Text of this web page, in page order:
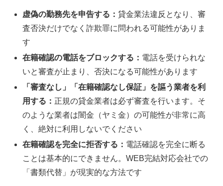
虚偽の勤務先を申告する：貸金業法違反となり、審
査否決だけでなく詐欺罪に問われる可能性がありま
す
在籍確認の電話をブロックする： 電話を受けられな
いと審査が止まり、否決になる可能性があります
「審査なし」「在籍確認なし保証」を謳う業者を利
用する： 正規の貸金業者は必ず審査を行います。そ
のような業者は闇金（ヤミ金）の可能性が非常に高
く、絶対に利用しないでください
在籍確認を完全に拒否する： 電話確認を完全に断る
ことは基本的にできません。WEB完結対応会社での
「書類代替」が現実的な方法です